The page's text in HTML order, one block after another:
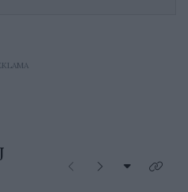
Poprzednie
Następne
Rozwiń
Kliknij